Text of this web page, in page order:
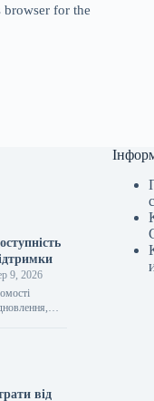
browser for the
9, 2026
2026
від
від